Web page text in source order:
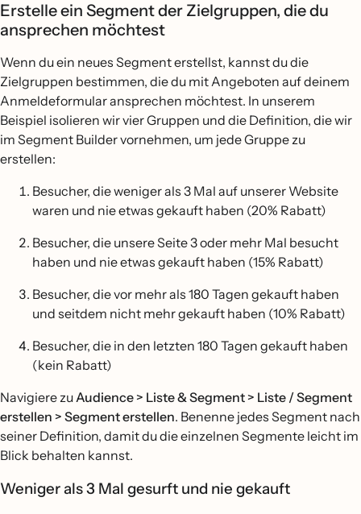
Erstelle ein Segment der Zielgruppen, die du
ansprechen möchtest
Wenn du ein neues Segment erstellst, kannst du die
Zielgruppen bestimmen, die du mit Angeboten auf deinem
Anmeldeformular ansprechen möchtest. In unserem
Beispiel isolieren wir vier Gruppen und die Definition, die wir
im Segment Builder vornehmen, um jede Gruppe zu
erstellen:
Besucher, die weniger als 3 Mal auf unserer Website
waren und nie etwas gekauft haben (20% Rabatt)
Besucher, die unsere Seite 3 oder mehr Mal besucht
haben und nie etwas gekauft haben (15% Rabatt)
Besucher, die vor mehr als 180 Tagen gekauft haben
und seitdem nicht mehr gekauft haben (10% Rabatt)
Besucher, die in den letzten 180 Tagen gekauft haben
(kein Rabatt)
Navigiere zuAudience > Liste & Segment > Liste / Segment
erstellen > Segment erstellen. Benenne jedes Segment nach
seiner Definition, damit du die einzelnen Segmente leicht im
Blick behalten kannst.
Weniger als 3 Mal gesurft und nie gekauft